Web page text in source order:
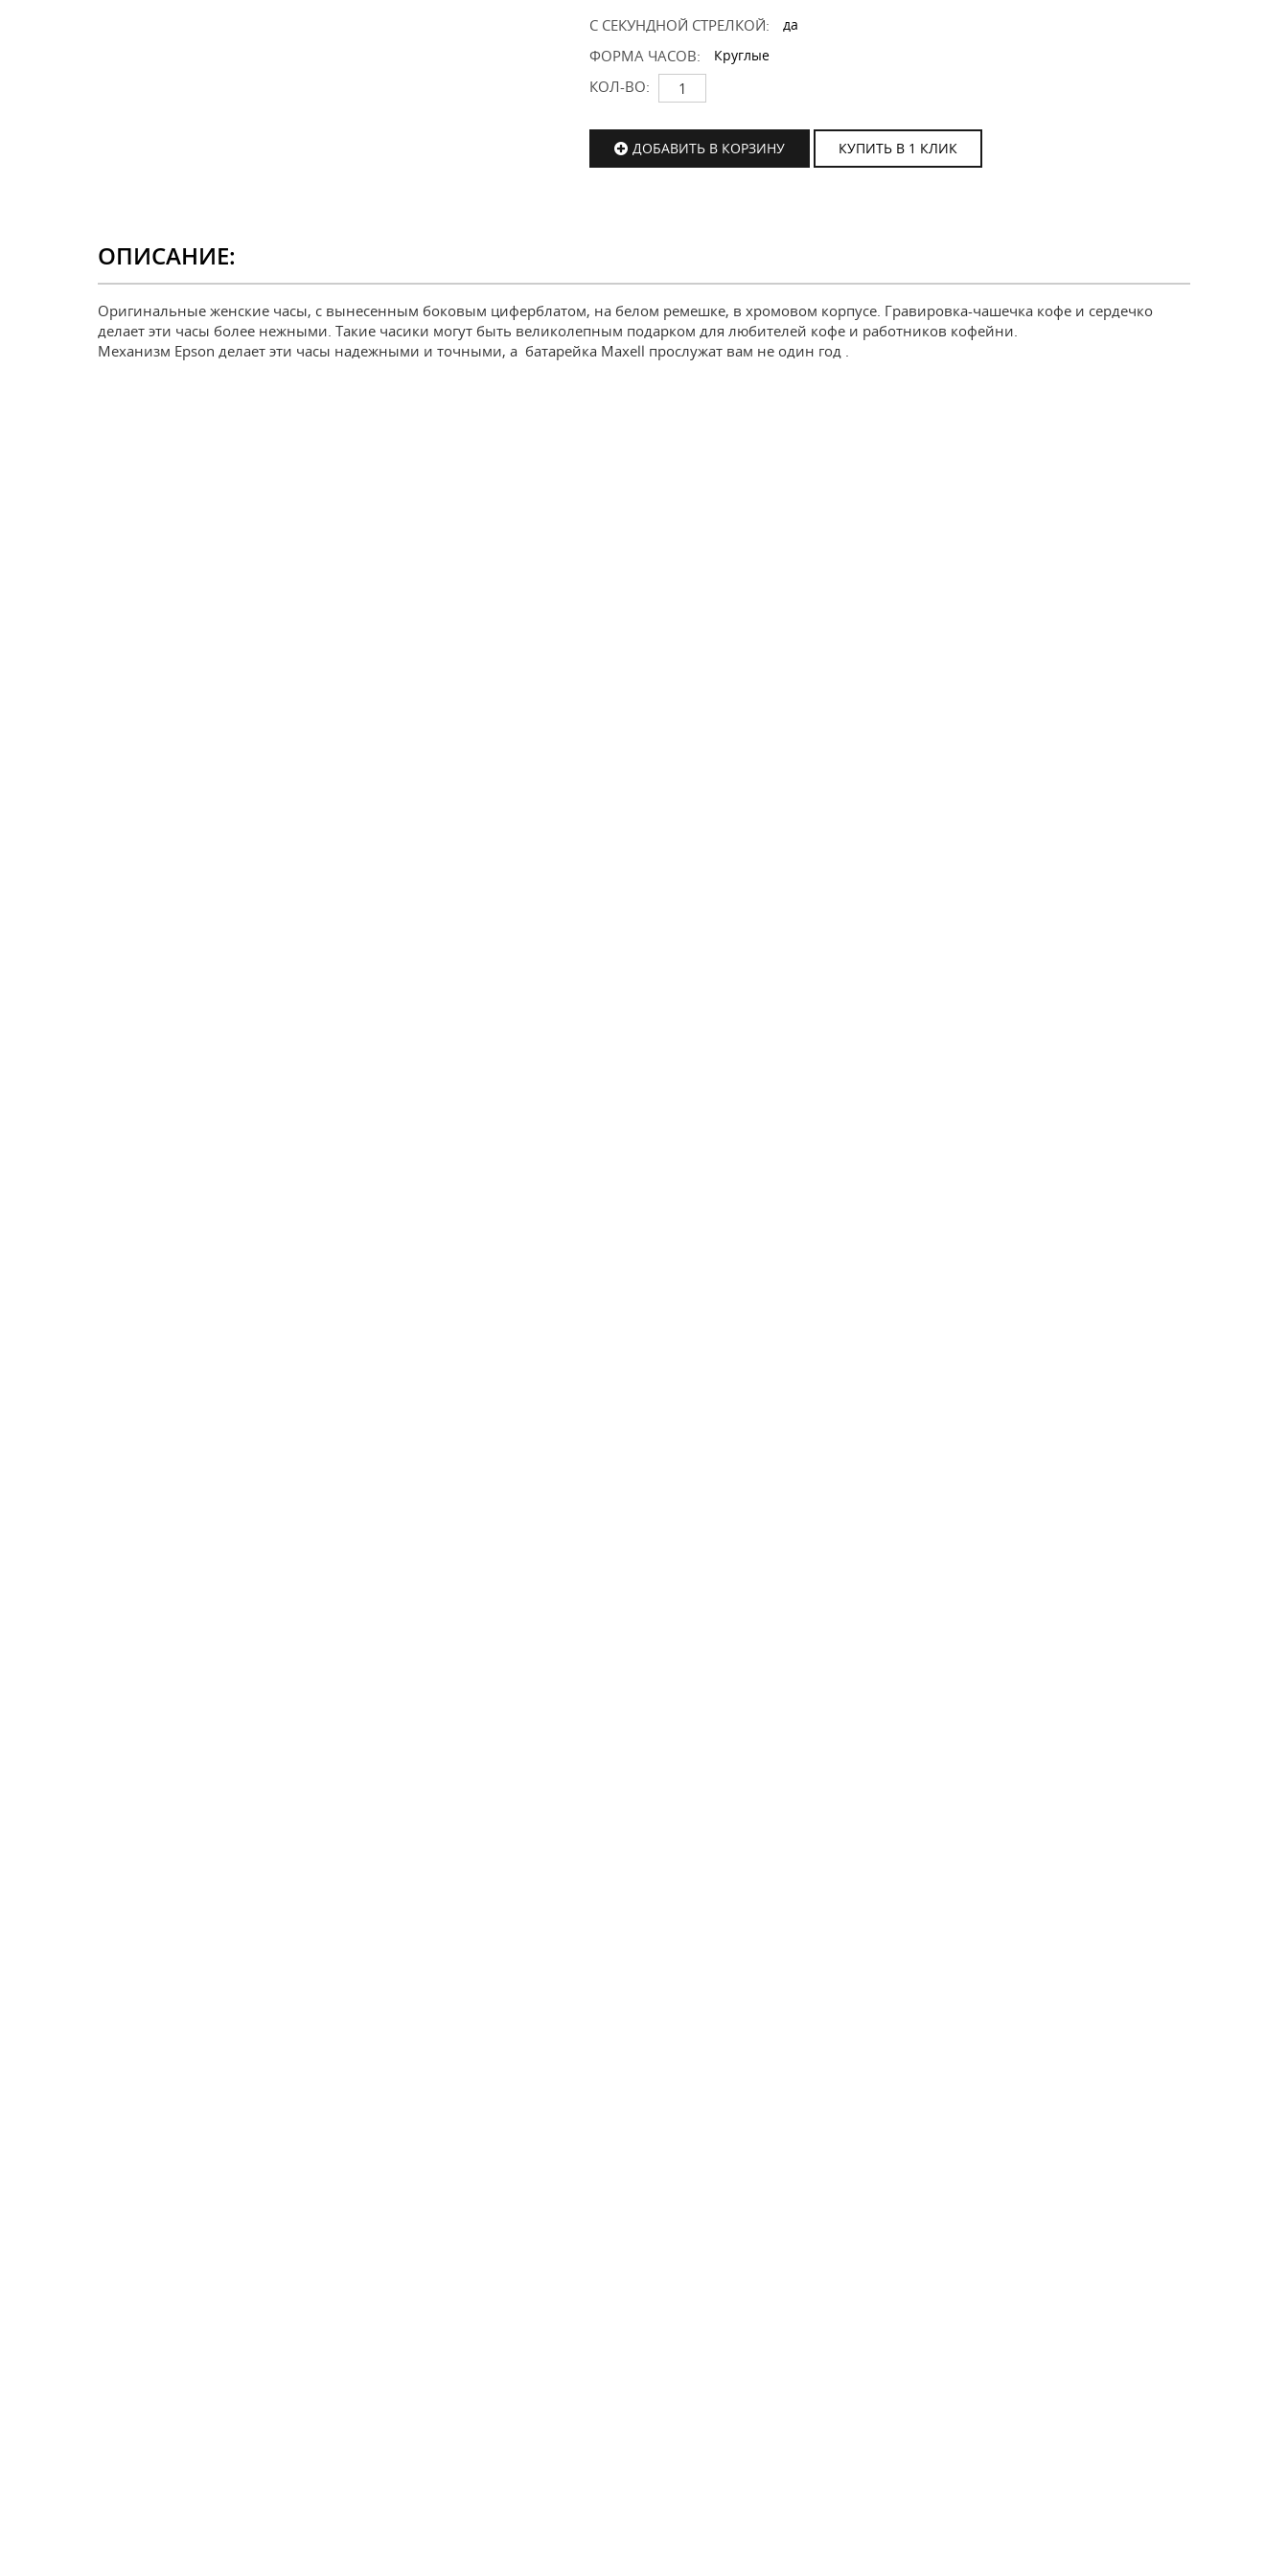
С СЕКУНДНОЙ СТРЕЛКОЙ: да
ФОРМА ЧАСОВ: Круглые
КОЛ-ВО:
ДОБАВИТЬ В КОРЗИНУ КУПИТЬ В 1 КЛИК
ОПИСАНИЕ:
Оригинальные женские часы, с вынесенным боковым циферблатом, на белом ремешке, в хромовом корпусе. Гравировка-чашечка кофе и сердечко
делает эти часы более нежными. Такие часики могут быть великолепным подарком для любителей кофе и работников кофейни.
Механизм Epson делает эти часы надежными и точными, а батарейка Maxell прослужат вам не один год .